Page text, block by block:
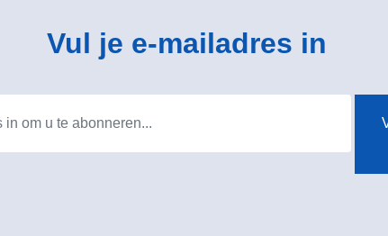
Vul je e-mailadres in